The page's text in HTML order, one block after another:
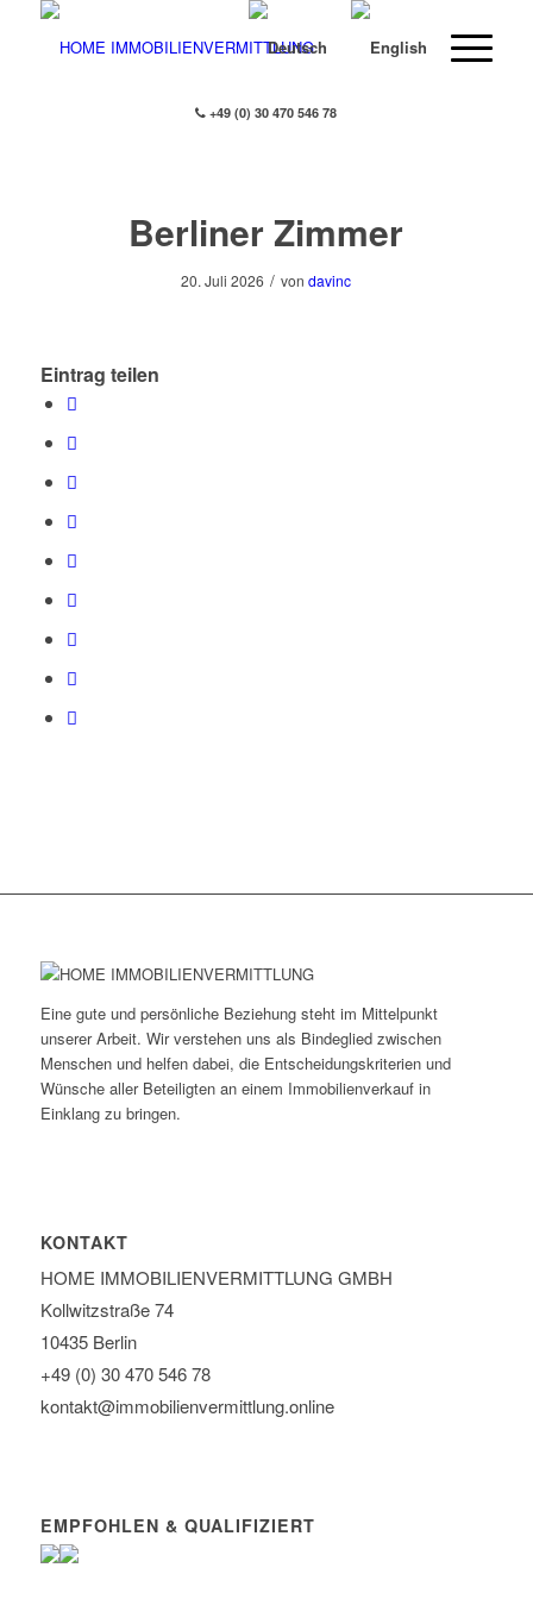
+49 (0) 30 470 546 78
Berliner Zimmer
20. Juli 2026 / vondavinc
Eintrag teilen
Eine gute und persönliche Beziehung steht im Mittelpunkt
unserer Arbeit. Wir verstehen uns als Bindeglied zwischen
Menschen und helfen dabei, die Entscheidungskriterien und
Wünsche aller Beteiligten an einem Immobilienverkauf in
Einklang zu bringen.
KONTAKT
HOME IMMOBILIEN­VERMITTLUNG GMBH
Kollwitzstraße 74
10435 Berlin
+49 (0) 30 470 546 78
kontakt@immobilien­vermittlung.online
EMPFOHLEN & QUALIFIZIERT